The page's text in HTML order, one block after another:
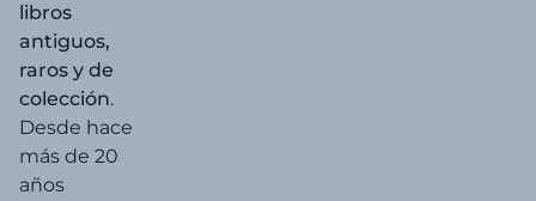
libros
antiguos,
raros y de
colección.
Desde hace
más de 20
años